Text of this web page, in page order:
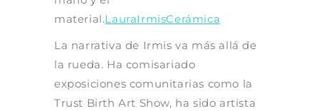
material.LauraIrmisCerámica
La narrativa de Irmis va más allá de
la rueda. Ha comisariado
exposiciones comunitarias como la
Trust Birth Art Show, ha sido artista